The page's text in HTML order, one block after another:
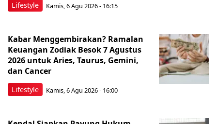
Lifestyle Kamis, 6 Agu 2026 - 16:15
Lifestyle
Kabar Menggembirakan? Ramalan
Keuangan Zodiak Besok 7 Agustus
2026 untuk Aries, Taurus, Gemini,
dan Cancer
Kamis, 6 Agu 2026 - 16:00